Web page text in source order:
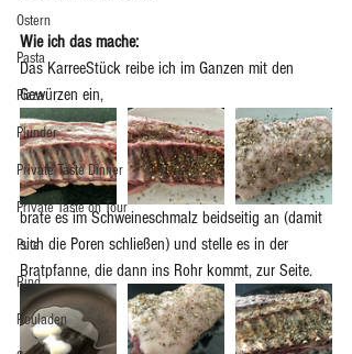
Ostern
Pasta
Pizza
Plunder
Private Taste Dinner
Private Taste on Tour
Pute
Rind
Rouladen
Wie ich das mache:
Das KarreeStück reibe ich im Ganzen mit den
Gewürzen ein,
brate es im Schweineschmalz beidseitig an (damit
sich die Poren schließen) und stelle es in der
Bratpfanne, die dann ins Rohr kommt, zur Seite.